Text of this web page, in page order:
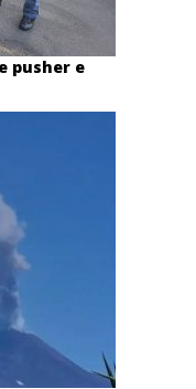
pusher e